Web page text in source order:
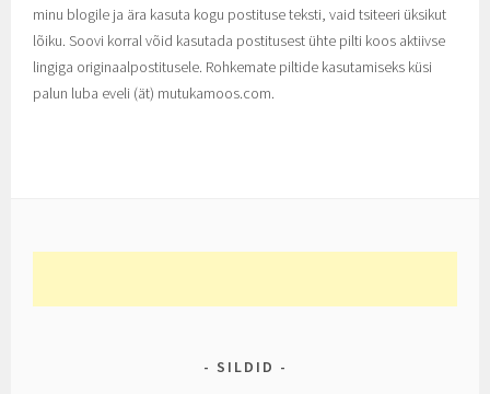
minu blogile ja ära kasuta kogu postituse teksti, vaid tsiteeri üksikut
lõiku. Soovi korral võid kasutada postitusest ühte pilti koos aktiivse
lingiga originaalpostitusele. Rohkemate piltide kasutamiseks küsi
palun luba eveli (ät) mutukamoos.com.
SILDID